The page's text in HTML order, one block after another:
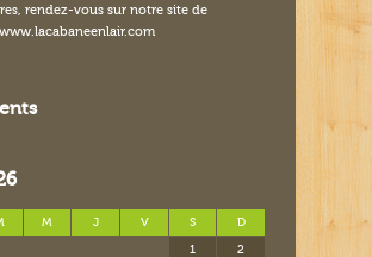
rendez-vous sur notre site de
M J V S D
1 2